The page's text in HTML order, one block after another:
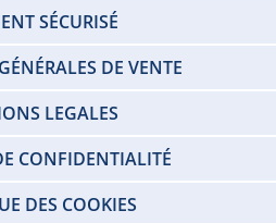
SÉCURISÉ
DE VENTE
LEGALES
CONFIDENTIALITÉ
DES COOKIES